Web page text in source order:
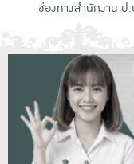
ช่องทางสำนักงาน ป